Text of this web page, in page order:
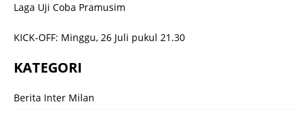
Laga Uji Coba Pramusim
KICK-OFF: Minggu, 26 Juli pukul 21.30
KATEGORI
Berita Inter Milan